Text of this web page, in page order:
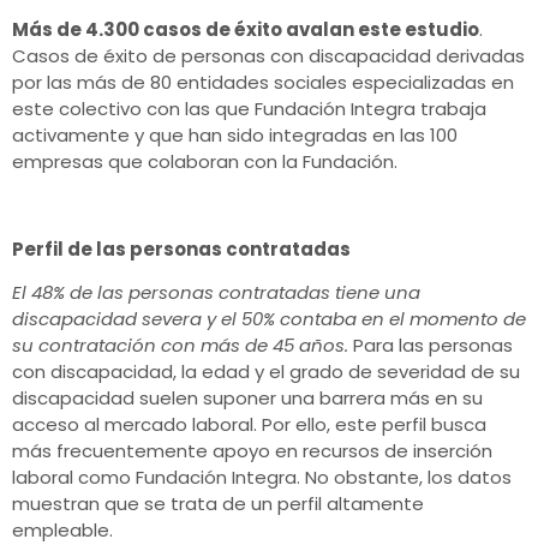
Más de 4.300 casos de éxito avalan este estudio.
Casos de éxito de personas con discapacidad derivadas
por las más de 80 entidades sociales especializadas en
este colectivo con las que Fundación Integra trabaja
activamente y que han sido integradas en las 100
empresas que colaboran con la Fundación.
Perfil de las personas contratadas
El 48% de las personas contratadas tiene una
discapacidad severa y el 50% contaba en el momento de
su contratación con más de 45 años. Para las personas
con discapacidad, la edad y el grado de severidad de su
discapacidad suelen suponer una barrera más en su
acceso al mercado laboral. Por ello, este perfil busca
más frecuentemente apoyo en recursos de inserción
laboral como Fundación Integra. No obstante, los datos
muestran que se trata de un perfil altamente
empleable.